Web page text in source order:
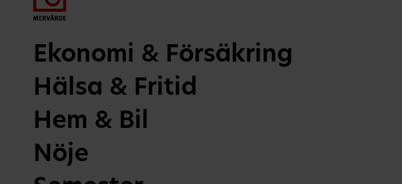
Ekonomi & Försäkring
Hälsa & Fritid
Hem & Bil
Nöje